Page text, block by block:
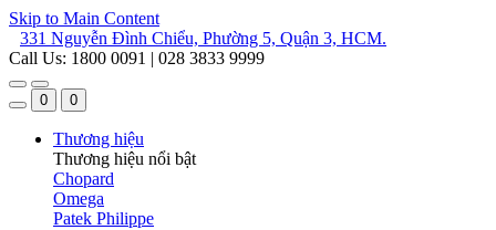
Skip to Main Content
331 Nguyễn Đình Chiểu, Phường 5, Quận 3, HCM.
Call Us: 1800 0091 | 028 3833 9999
0 0
Thương hiệu
Thương hiệu nổi bật
Chopard
Omega
Patek Philippe